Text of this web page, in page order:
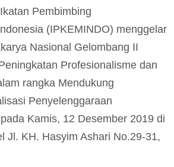
Pembimbing
(IPKEMINDO) menggelar
Nasional Gelombang II
Profesionalisme dan
rangka Mendukung
Penyelenggaraan
Kamis, 12 Desember 2019 di
Jl. KH. Hasyim Ashari No.29-31,